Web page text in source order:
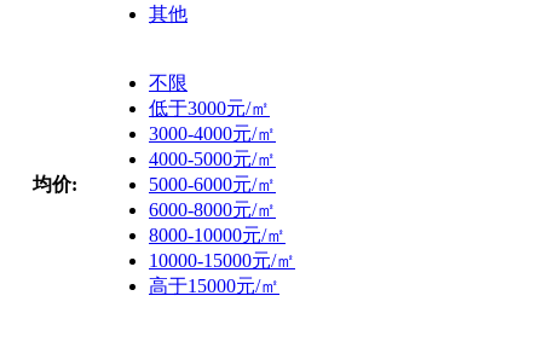
其他
均价:
不限
低于3000元/㎡
3000-4000元/㎡
4000-5000元/㎡
5000-6000元/㎡
6000-8000元/㎡
8000-10000元/㎡
10000-15000元/㎡
高于15000元/㎡